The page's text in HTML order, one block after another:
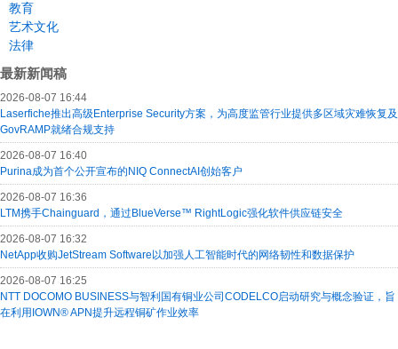
教育
艺术文化
法律
最新新闻稿
2026-08-07 16:44
Laserfiche推出高级Enterprise Security方案，为高度监管行业提供多区域灾难恢复及
GovRAMP就绪合规支持
2026-08-07 16:40
Purina成为首个公开宣布的NIQ ConnectAI创始客户
2026-08-07 16:36
LTM携手Chainguard，通过BlueVerse™ RightLogic强化软件供应链安全
2026-08-07 16:32
NetApp收购JetStream Software以加强人工智能时代的网络韧性和数据保护
2026-08-07 16:25
NTT DOCOMO BUSINESS与智利国有铜业公司CODELCO启动研究与概念验证，旨
在利用IOWN® APN提升远程铜矿作业效率